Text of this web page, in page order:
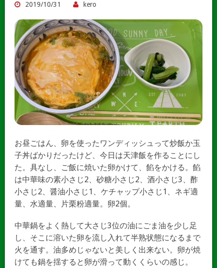
2019/10/31 kero
お昼ごはん、卵を使ったワンディッシュって炒飯か玉
子丼ばかりだったけど、今日は天津飯を作ることにし
た。具なし、ご飯に焼いた卵かけて、餡をかける。餡
は中華味の素小さじ2、砂糖小さじ2、酒小さじ3、酢
小さじ2、醤油小さじ1、ケチャップ小さじ1、ネギ適
量、水適量、片栗粉適量。卵2個。
中華鍋をよく熱して大さじ3位の油にごま油を少し足
し、そこに溶いた卵を流し入れて半熟状態になるまで
火を通す。油多めじゃないと美しく出来ない。卵が焼
けても鍋を揺すると卵が滑って動くくらいの感じ。